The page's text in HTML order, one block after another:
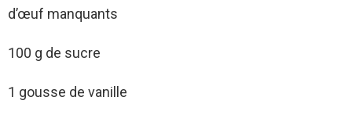
d’œuf manquants
100 g de sucre
1 gousse de vanille